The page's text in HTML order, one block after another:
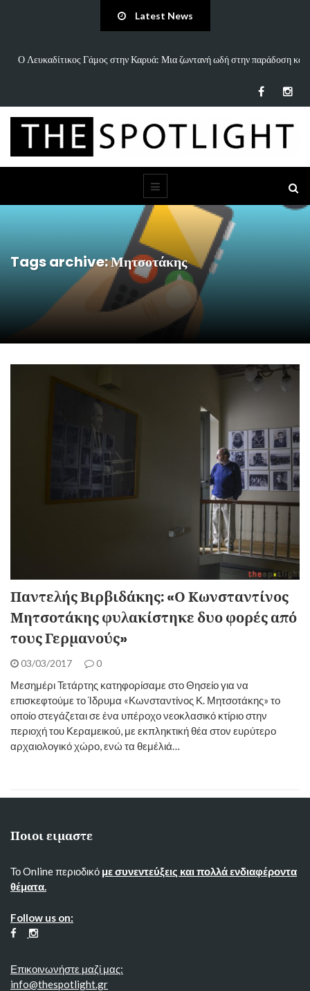
Latest News
και «Άννα Είσαι Καλά;»: Το νέο τραγούδι του Δημήτρη Πανανάκη
Tags archive: Μητσοτάκης
Παντελής Βιρβιδάκης: «Ο Κωνσταντίνος
Μητσοτάκης φυλακίστηκε δυο φορές από
τους Γερμανούς»
03/03/2017 0
Μεσημέρι Τετάρτης κατηφορίσαμε στο Θησείο για να
επισκεφτούμε το Ίδρυμα «Κωνσταντίνος Κ. Μητσοτάκης» το
οποίο στεγάζεται σε ένα υπέροχο νεοκλασικό κτίριο στην
περιοχή του Κεραμεικού, με εκπληκτική θέα στον ευρύτερο
αρχαιολογικό χώρο, ενώ τα θεμέλιά…
Ποιοι ειμαστε
Το Online περιοδικό με συνεντεύξεις και πολλά ενδιαφέροντα
θέματα.
Follow us on:
Επικοινωνήστε μαζί μας:
info@thespotlight.gr